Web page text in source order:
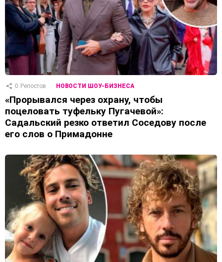
0 Репостов НОВОСТИ ШОУ-БИЗНЕСА
«Прорывался через охрану, чтобы
поцеловать туфельку Пугачевой»:
Садальский резко ответил Соседову после
его слов о Примадонне